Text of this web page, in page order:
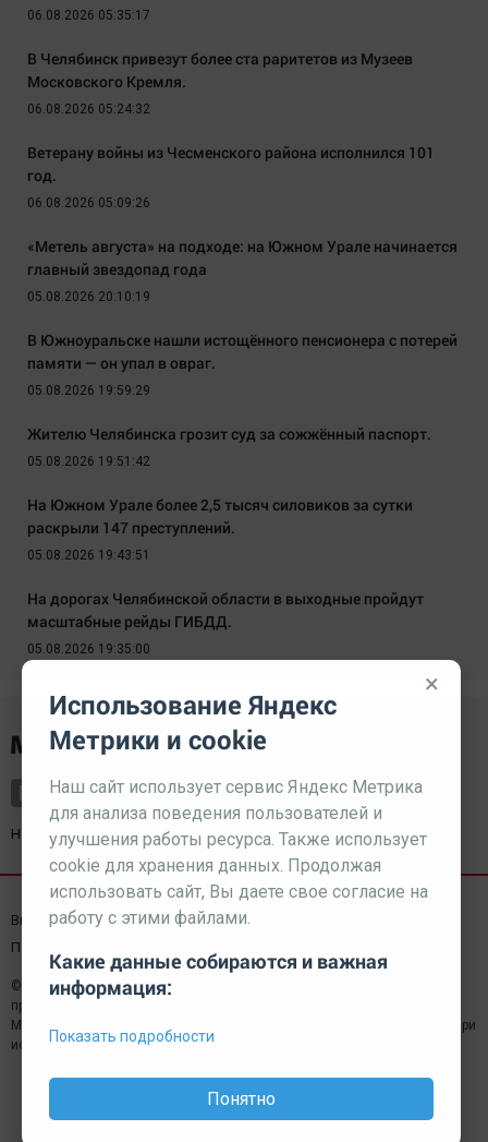
06.08.2026 05:35:17
В Челябинск привезут более ста раритетов из Музеев
Московского Кремля.
06.08.2026 05:24:32
Ветерану войны из Чесменского района исполнился 101
год.
06.08.2026 05:09:26
«Метель августа» на подходе: на Южном Урале начинается
главный звездопад года
05.08.2026 20:10:19
В Южноуральске нашли истощённого пенсионера с потерей
памяти — он упал в овраг.
05.08.2026 19:59:29
Жителю Челябинска грозит суд за сожжённый паспорт.
05.08.2026 19:51:42
На Южном Урале более 2,5 тысяч силовиков за сутки
раскрыли 147 преступлений.
05.08.2026 19:43:51
На дорогах Челябинской области в выходные пройдут
масштабные рейды ГИБДД.
05.08.2026 19:35:00
Наш партнерkurorty-sochi.ru
Выходные данные СМИ Реклама
Пользовательское соглашение
© 2026 МЕДИАЗАВОД — Сайт может содержать контент,
предназначенный для лиц 18+
Мнение редакции может не совпадать с мнением отдельных авторов.При
использовании материалов сайта ссылка обязательна.
×
Использование Яндекс
Метрики и cookie
Наш сайт использует сервис Яндекс Метрика
для анализа поведения пользователей и
улучшения работы ресурса. Также использует
cookie для хранения данных. Продолжая
использовать сайт, Вы даете свое согласие на
работу с этими файлами.
Какие данные собираются и важная
информация:
Показать подробности
Понятно